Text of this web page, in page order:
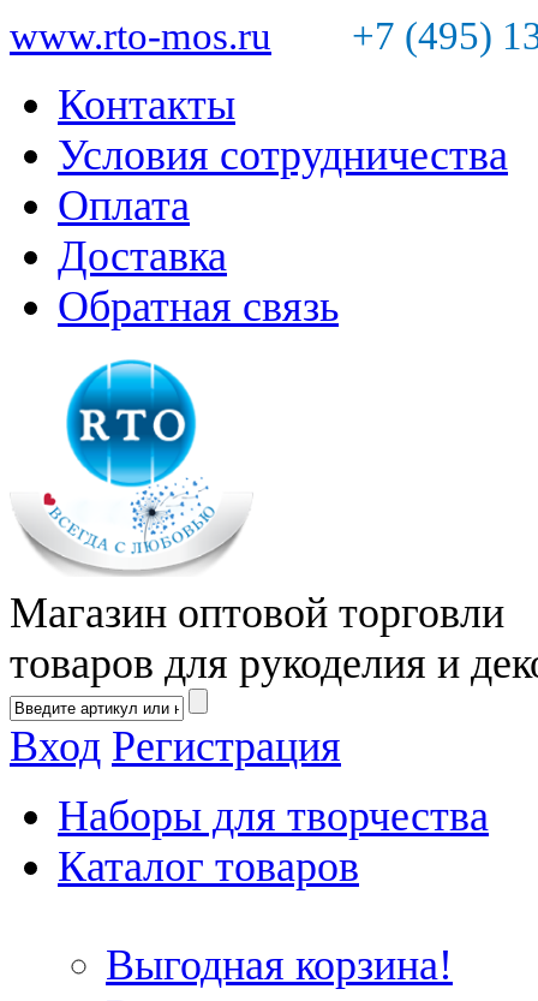
www.rto-mos.ru +7 (495)
Контакты
Условия сотрудничества
Оплата
Доставка
Обратная связь
Магазин оптовой торговли
товаров для рукоделия и
Вход Регистрация
Наборы для творчества
Каталог товаров
Выгодная корзина!